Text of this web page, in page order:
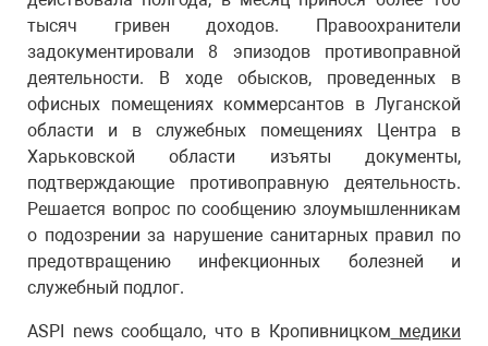
тысяч гривен доходов. Правоохранители
задокументировали 8 эпизодов противоправной
деятельности. В ходе обысков, проведенных в
офисных помещениях коммерсантов в Луганской
области и в служебных помещениях Центра в
Харьковской области изъяты документы,
подтверждающие противоправную деятельность.
Решается вопрос по сообщению злоумышленникам
о подозрении за нарушение санитарных правил по
предотвращению инфекционных болезней и
служебный подлог.
ASPI news сообщало, что в Кропивницком медики